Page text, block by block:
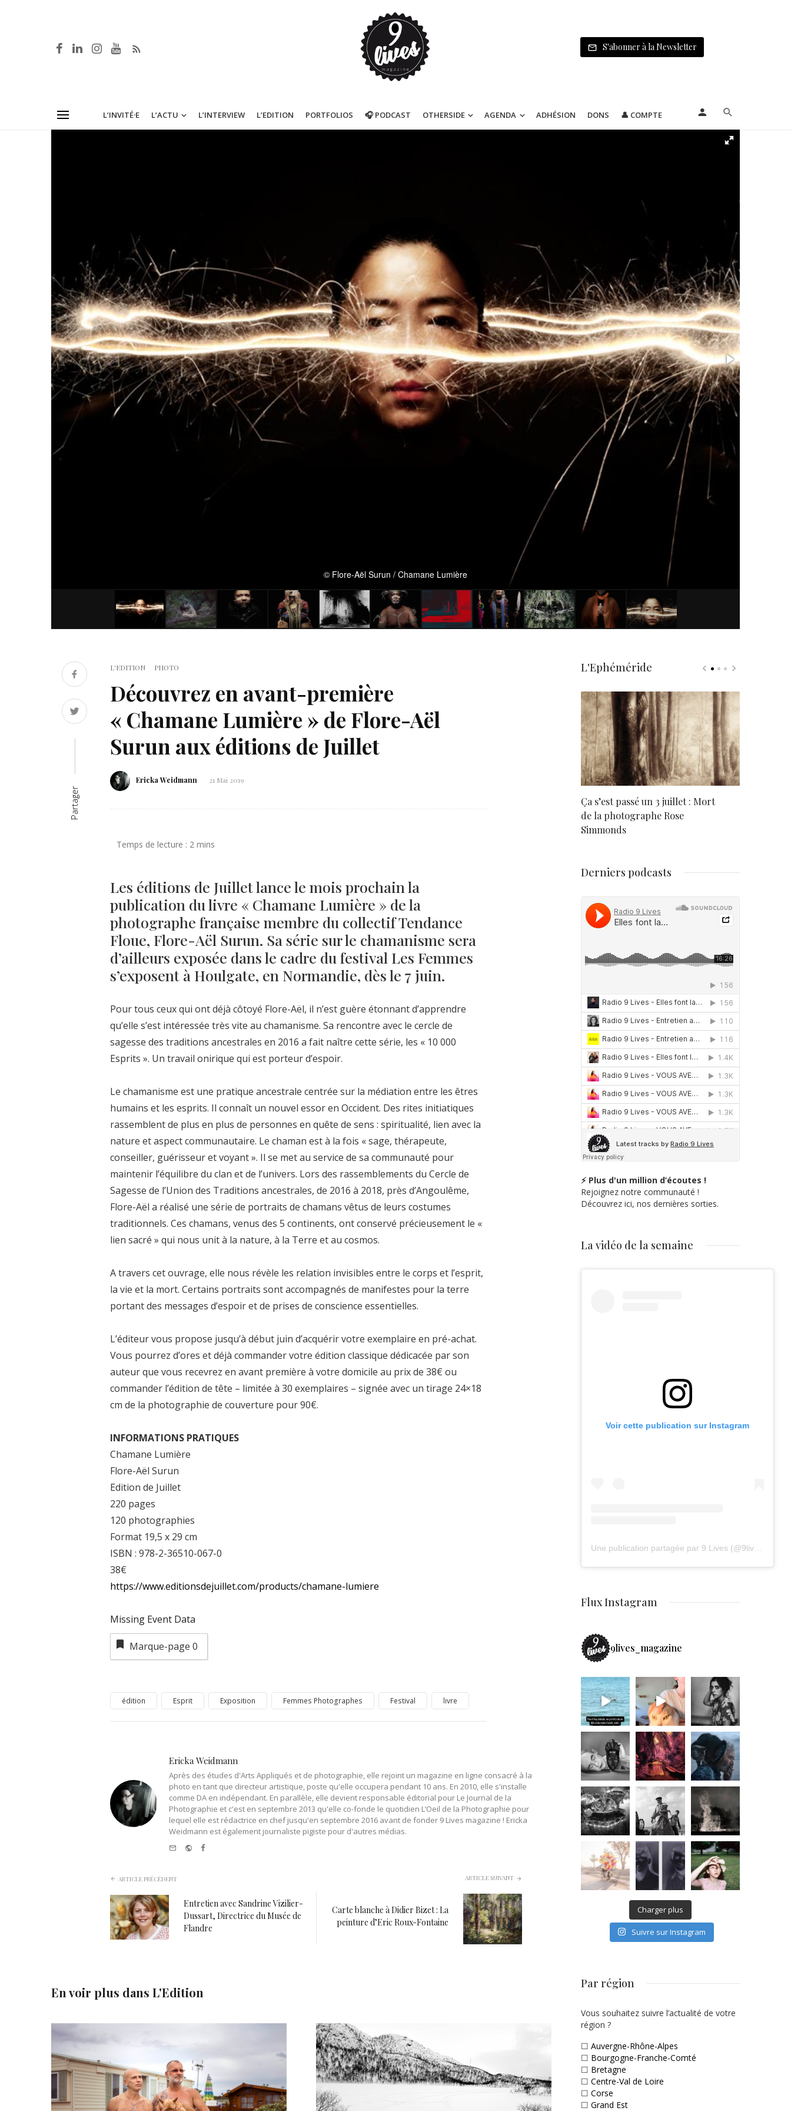
S'abonner à la Newsletter
L’INVITÉ·E L’ACTU L’INTERVIEW L’EDITION PORTFOLIOS 🎧 PODCAST OTHERSIDE AGENDA ADHÉSION DONS 👤 COMPTE
© Flore-Aël Surun / Chamane Lumière
Partager
L'EDITION PHOTO
Découvrez en avant-première
« Chamane Lumière » de Flore-Aël
Surun aux éditions de Juillet
Ericka Weidmann 21 Mai 2019
Les éditions de Juillet lance le mois prochain la
publication du livre « Chamane Lumière » de la
photographe française membre du collectif Tendance
Floue, Flore-Aël Surun. Sa série sur le chamanisme sera
d’ailleurs exposée dans le cadre du festival Les Femmes
s’exposent à Houlgate, en Normandie, dès le 7 juin.
Pour tous ceux qui ont déjà côtoyé Flore-Aël, il n’est guère étonnant d’apprendre
qu’elle s’est intéressée très vite au chamanisme. Sa rencontre avec le cercle de
sagesse des traditions ancestrales en 2016 a fait naître cette série, les « 10 000
Esprits ». Un travail onirique qui est porteur d’espoir.
Le chamanisme est une pratique ancestrale centrée sur la médiation entre les êtres
humains et les esprits. Il connaît un nouvel essor en Occident. Des rites initiatiques
rassemblent de plus en plus de personnes en quête de sens : spiritualité, lien avec la
nature et aspect communautaire. Le chaman est à la fois « sage, thérapeute,
conseiller, guérisseur et voyant ». Il se met au service de sa communauté pour
maintenir l’équilibre du clan et de l’univers. Lors des rassemblements du Cercle de
Sagesse de l’Union des Traditions ancestrales, de 2016 à 2018, près d’Angoulême,
Flore-Aël a réalisé une série de portraits de chamans vêtus de leurs costumes
traditionnels. Ces chamans, venus des 5 continents, ont conservé précieusement le «
lien sacré » qui nous unit à la nature, à la Terre et au cosmos.
A travers cet ouvrage, elle nous révèle les relation invisibles entre le corps et l’esprit,
la vie et la mort. Certains portraits sont accompagnés de manifestes pour la terre
portant des messages d’espoir et de prises de conscience essentielles.
L’éditeur vous propose jusqu’à début juin d’acquérir votre exemplaire en pré-achat.
Vous pourrez d’ores et déjà commander votre édition classique dédicacée par son
auteur que vous recevrez en avant première à votre domicile au prix de 38€ ou
commander l’édition de tête – limitée à 30 exemplaires – signée avec un tirage 24×18
cm de la photographie de couverture pour 90€.
INFORMATIONS PRATIQUES
Chamane Lumière
Flore-Aël Surun
Edition de Juillet
220 pages
120 photographies
Format 19,5 x 29 cm
ISBN : 978-2-36510-067-0
38€
https://www.editionsdejuillet.com/products/chamane-lumiere
Missing Event Data
Marque-page 0
édition Esprit Exposition Femmes Photographes Festival livre
Ericka Weidmann
Après des études d'Arts Appliqués et de photographie, elle rejoint un magazine en ligne consacré à la
photo en tant que directeur artistique, poste qu'elle occupera pendant 10 ans. En 2010, elle s'installe
comme DA en indépendant. En parallèle, elle devient responsable éditorial pour Le Journal de la
Photographie et c'est en septembre 2013 qu'elle co-fonde le quotidien L’Oeil de la Photographie pour
lequel elle est rédactrice en chef jusqu'en septembre 2016 avant de fonder 9 Lives magazine ! Ericka
Weidmann est également journaliste pigiste pour d'autres médias.
e-mail Website
Facebook
ARTICLE PRÉCÉDENT
Entretien avec Sandrine Vizilier-
Dussart, Directrice du Musée de
Flandre
ARTICLE SUIVANT
Carte blanche à Didier Bizet : La
peinture d’Eric Roux-Fontaine
En voir plus dans L'Edition
L'Ephéméride
Ça s’est passé un 3 juillet : Mort
de la photographe Rose
Simmonds
Derniers podcasts
⚡ Plus d'un million d’écoutes !
Rejoignez notre communauté !
Découvrez ici, nos dernières sorties.
La vidéo de la semaine
Voir cette publication sur Instagram
Flux Instagram
9lives_magazine
Charger plus
Suivre sur Instagram
Par région
Vous souhaitez suivre l’actualité de votre
région ?
☐ Auvergne-Rhône-Alpes
☐ Bourgogne-Franche-Comté
☐ Bretagne
☐ Centre-Val de Loire
☐ Corse
☐ Grand Est